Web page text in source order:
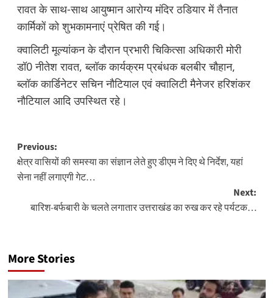
रावत के साथ-साथ आयुष्मान आरोग्य मंदिर ठडियार में तैनात
कार्मिकों को शुभकामनाएं प्रेषित की गई।
क्वालिटी मूल्यांकन के दौरान प्रभारी चिकित्सा अधिकारी मोरी
डॉ0 नीतेश रावत, ब्लॉक कार्यक्रम प्रबंधक बलबीर चौहान,
ब्लॉक कार्डिनेटर सचिन नौटियाल एवं क्वालिटी मैनेजर हरिशंकर
नौटियाल आदि उपस्थित रहे।
Post
navigation
Previous:
क्षेत्र वासियों की समस्या का संज्ञान लेते हुए डीएम ने दिए थे निर्देश, यहां
सेना नहीं लगाएगी गेट…
Next:
बारिश-बर्फबारी के चलते लगातार उत्तराखंड का रुख कर रहे पर्यटक…
More Stories